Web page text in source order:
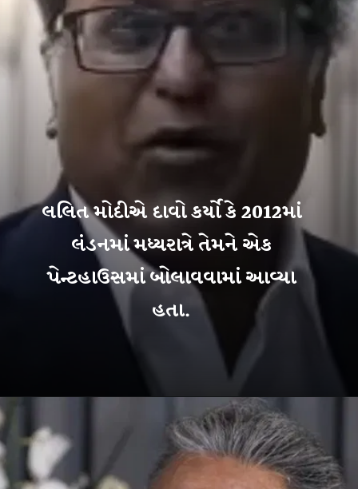
લલિત મોદીએ દાવો કર્યો કે 2012માં
લંડનમાં મધ્યરાત્રે તેમને એક
પેન્ટહાઉસમાં બોલાવવામાં આવ્યા
હતા.